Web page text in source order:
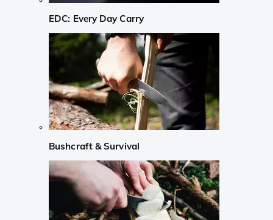
EDC: Every Day Carry
Bushcraft & Survival